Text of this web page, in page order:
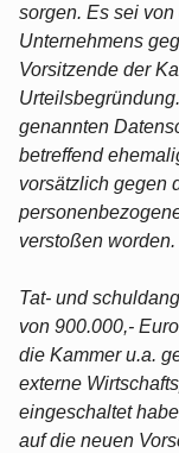
sorgen. Es sei
Unternehmens
Vorsitzende der
genannten
betreffend
vorsätzlich gegen
verstoßen worden.
Tat- und
von 900.000,-
die Kammer u.a.
externe
eingeschaltet
auf die neuen